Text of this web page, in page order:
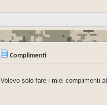
Complimenti
Volevo solo fare i miei complimenti